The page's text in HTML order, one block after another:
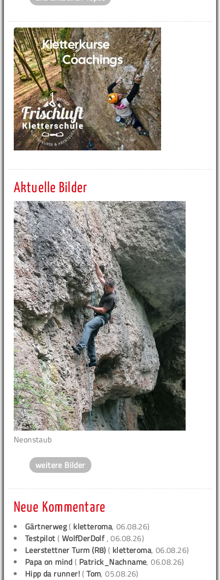
Aktuelle Bilder
Neonstaub
weitere Bilder
Neue Kommentare
Gärtnerweg( kletteroma, 06.08.26)
Testpilot ( WolfDerDolf , 06.08.26)
Leerstettner Turm (R8) ( kletteroma, 06.08.26)
Papa on mind ( Patrick_Nachname, 06.08.26)
Hipp da runner! (Tom, 05.08.26)